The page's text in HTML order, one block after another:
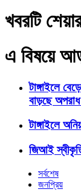
খবরটি
এ বিষয়ে
টাঙ্গাইলে
বাড়ছে অপরাধ
টাঙ্গাইলে
জিআই
সর্বশেষ
জনপ্রিয়